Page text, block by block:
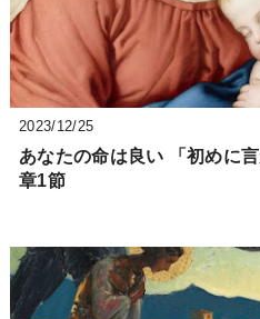
2023/12/25
あなたの命は良い 「初めに
章1節